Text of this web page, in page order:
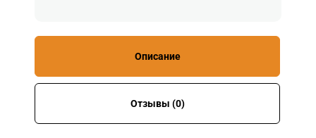
Описание
Отзывы (0)